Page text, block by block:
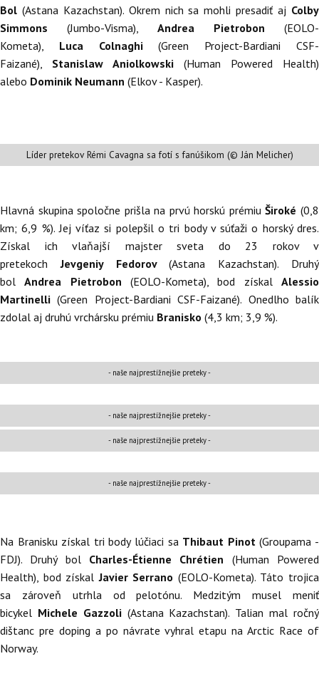
Bol (Astana Kazachstan). Okrem nich sa mohli presadiť aj Colby
Simmons (Jumbo-Visma), Andrea Pietrobon (EOLO-
Kometa), Luca Colnaghi(Green Project-Bardiani CSF-
Faizané), Stanislaw Aniolkowski (Human Powered Health)
alebo Dominik Neumann (Elkov - Kasper).
Líder pretekov Rémi Cavagna sa fotí s fanúšikom (© Ján Melicher)
Hlavná skupina spoločne prišla na prvú horskú prémiuŠiroké(0,8
km; 6,9 %). Jej víťaz si polepšil o tri body v súťaži o horský dres.
Získal ich vlaňajší majster sveta do 23 rokov v
pretekochJevgeniy Fedorov(Astana Kazachstan). Druhý
bolAndrea Pietrobon(EOLO-Kometa), bod získalAlessio
Martinelli(Green Project-Bardiani CSF-Faizané). Onedlho balík
zdolal aj druhú vrchársku prémiu Branisko (4,3 km; 3,9 %).
- naše najprestížnejšie preteky -
- naše najprestížnejšie preteky -
- naše najprestížnejšie preteky -
- naše najprestížnejšie preteky -
Na Branisku získal tri body lúčiaci sa Thibaut Pinot(Groupama -
FDJ). Druhý bol Charles-Étienne Chrétien (Human Powered
Health), bod získalJavier Serrano (EOLO-Kometa). Táto trojica
sa zároveň utrhla od pelotónu. Medzitým musel meniť
bicykel Michele Gazzoli (Astana Kazachstan). Talian mal ročný
dištanc pre doping a po návrate vyhral etapu na Arctic Race of
Norway.